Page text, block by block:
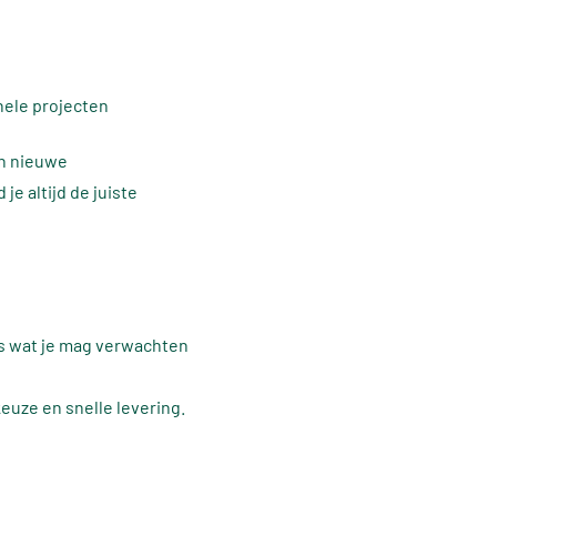
projecten
nieuwe
je altijd de juiste
je mag verwachten
en snelle levering.